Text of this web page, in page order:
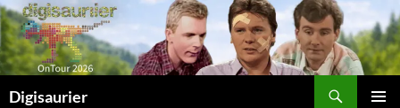
Zum
Inhalt
springen
Digisaurier